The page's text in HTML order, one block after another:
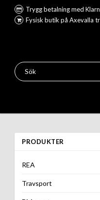
Trygg betalning med
Fysisk butik på Axevalla
PRODUKTER
REA
Travsport